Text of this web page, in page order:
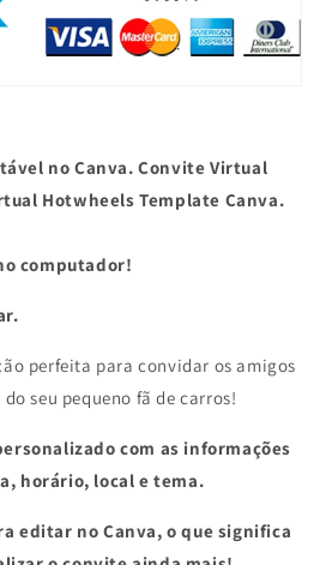
no Canva. Convite Virtual
Hotwheels Template Canva.
no computador!
perfeita para convidar os amigos
seu pequeno fã de carros!
com as informações
horário, local e tema.
editar no Canva, o que significa